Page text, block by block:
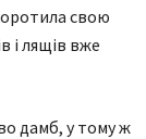
свою
і лящів вже
дамб, у тому ж